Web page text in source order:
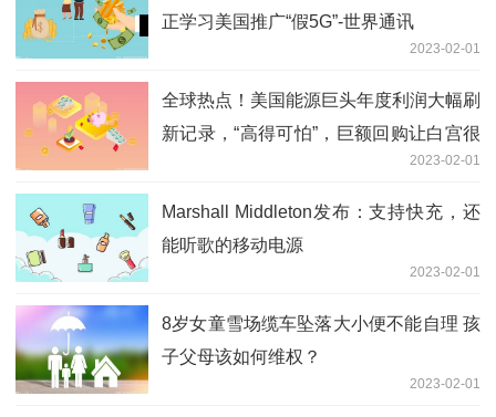
正学习美国推广“假5G”-世界通讯
2023-02-01
全球热点！美国能源巨头年度利润大幅刷
新记录，“高得可怕”，巨额回购让白宫很
2023-02-01
Marshall Middleton发布：支持快充，还
能听歌的移动电源
2023-02-01
8岁女童雪场缆车坠落大小便不能自理 孩
子父母该如何维权？
2023-02-01